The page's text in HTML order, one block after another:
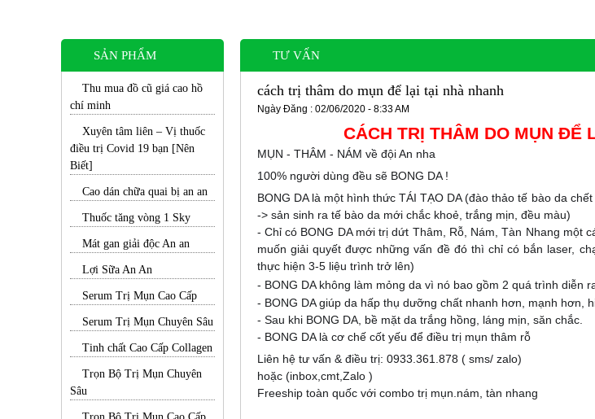
SẢN PHẨM
Thu mua đồ cũ giá cao hồ
chí minh
Xuyên tâm liên – Vị thuốc
điều trị Covid 19 bạn [Nên
Biết]
Cao dán chữa quai bị an an
Thuốc tăng vòng 1 Sky
Mát gan giải độc An an
Lợi Sữa An An
Serum Trị Mụn Cao Cấp
Serum Trị Mụn Chuyên Sâu
Tinh chất Cao Cấp Collagen
Trọn Bộ Trị Mụn Chuyên
Sâu
TƯ VẤN
cách trị thâm do mụn để lại tại nhà nhanh
Ngày Đăng : 02/06/2020 - 8:33 AM
CÁCH TRỊ THÂM DO MỤN ĐỂ
MỤN - THÂM - NÁM về đội An nha
100% người dùng đều sẽ BONG DA !
BONG DA là một hình thức TÁI TẠO DA (đào thảo tế bào da
-> sản sinh ra tế bào da mới chắc khoẻ, trắng mịn, đều màu)
- Chỉ có BONG DA mới trị dứt Thâm, Rỗ, Nám, Tàn Nhang một
muốn giải quyết được những vấn đề đó thì chỉ có bắn laser,
thực hiện 3-5 liệu trình trở lên)
- BONG DA không làm mỏng da vì nó bao gồm 2 quá trình diễn
- BONG DA giúp da hấp thụ dưỡng chất nhanh hơn, mạnh hơn,
- Sau khi BONG DA, bề mặt da trắng hồng, láng mịn, săn chắc.
- BONG DA là cơ chế cốt yếu để điều trị mụn thâm rỗ
Liên hệ tư vấn & điều trị: 0933.361.878 ( sms/ zalo)
hoặc (inbox,cmt,Zalo )
Freeship toàn quốc với combo trị mụn.nám, tàn nhang